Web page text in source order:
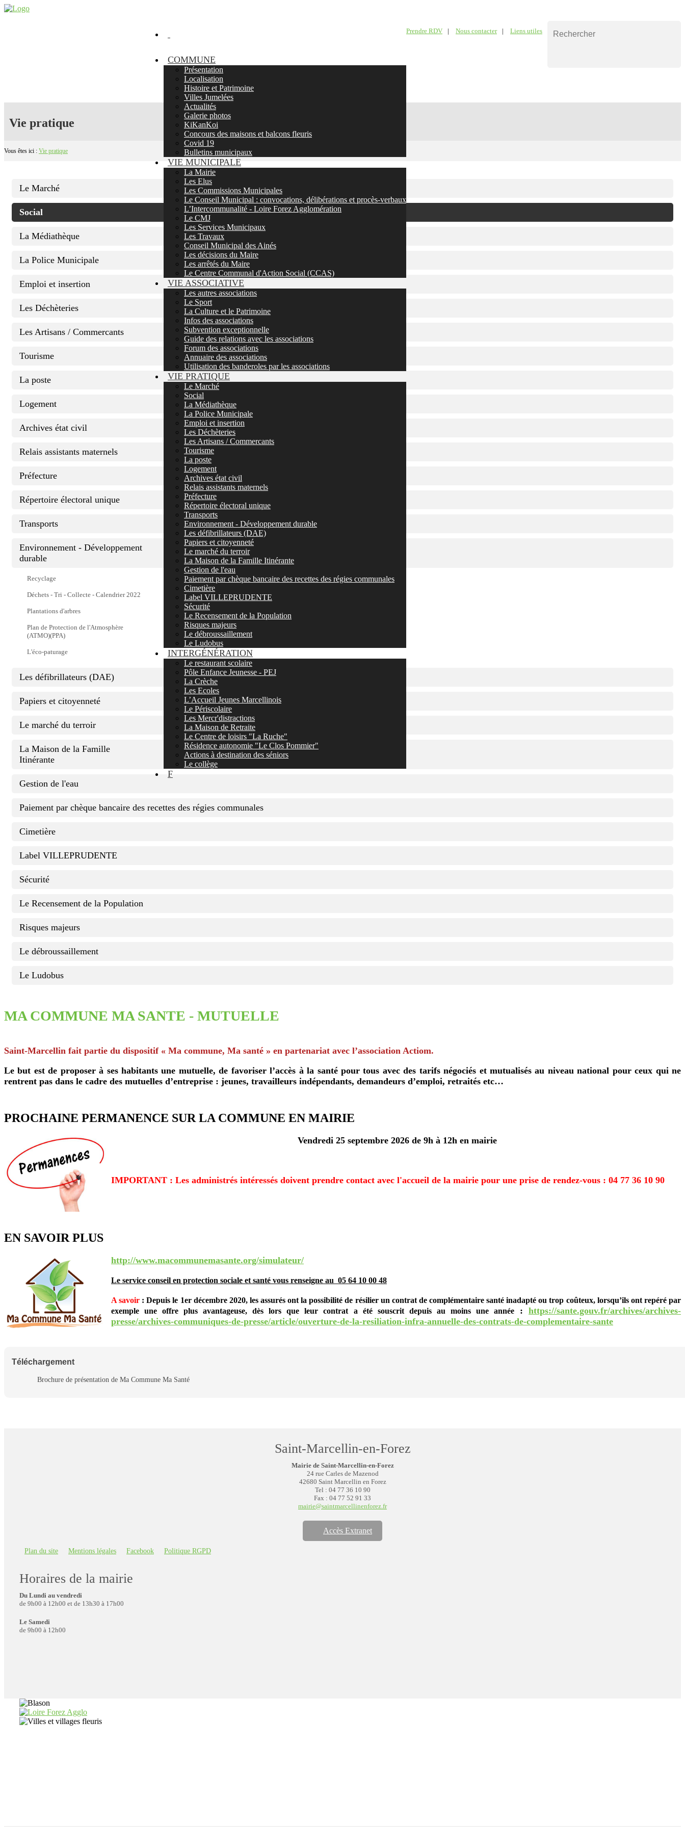
Prendre RDV | Nous contacter | Liens utiles
COMMUNE
Présentation
Localisation
Histoire et Patrimoine
Villes Jumelées
Actualités
Galerie photos
KiKanKoi
Concours des maisons et balcons fleuris
Covid 19
Bulletins municipaux
VIE MUNICIPALE
La Mairie
Les Elus
Les Commissions Municipales
Le Conseil Municipal : convocations, délibérations et procès-verbaux
L’Intercommunalité - Loire Forez Agglomération
Le CMJ
Les Services Municipaux
Les Travaux
Conseil Municipal des Ainés
Les décisions du Maire
Les arrêtés du Maire
Le Centre Communal d'Action Social (CCAS)
VIE ASSOCIATIVE
Les autres associations
Le Sport
La Culture et le Patrimoine
Infos des associations
Subvention exceptionnelle
Guide des relations avec les associations
Forum des associations
Annuaire des associations
Utilisation des banderoles par les associations
VIE PRATIQUE
Le Marché
Social
La Médiathèque
La Police Municipale
Emploi et insertion
Les Déchèteries
Les Artisans / Commercants
Tourisme
La poste
Logement
Archives état civil
Relais assistants maternels
Préfecture
Répertoire électoral unique
Transports
Environnement - Développement durable
Les défibrillateurs (DAE)
Papiers et citoyenneté
Le marché du terroir
La Maison de la Famille Itinérante
Gestion de l'eau
Paiement par chèque bancaire des recettes des régies communales
Cimetière
Label VILLEPRUDENTE
Sécurité
Le Recensement de la Population
Risques majeurs
Le débroussaillement
Le Ludobus
INTERGÉNÉRATION
Le restaurant scolaire
Pôle Enfance Jeunesse - PEJ
La Crèche
Les Ecoles
L’Accueil Jeunes Marcellinois
Le Périscolaire
Les Mercr'distractions
La Maison de Retraite
Le Centre de loisirs "La Ruche"
Résidence autonomie "Le Clos Pommier"
Actions à destination des séniors
Le collège
F
Vie pratique
Vous êtes ici : Vie pratique
Le Marché
Social
La Médiathèque
La Police Municipale
Emploi et insertion
Les Déchèteries
Les Artisans / Commercants
Tourisme
La poste
Logement
Archives état civil
Relais assistants maternels
Préfecture
Répertoire électoral unique
Transports
Environnement - Développement
durable
Recyclage
Déchets - Tri - Collecte - Calendrier 2022
Plantations d'arbres
Plan de Protection de l'Atmosphère
(ATMO)(PPA)
L'éco-paturage
Les défibrillateurs (DAE)
Papiers et citoyenneté
Le marché du terroir
La Maison de la Famille
Itinérante
Gestion de l'eau
Paiement par chèque bancaire des recettes des régies communales
Cimetière
Label VILLEPRUDENTE
Sécurité
Le Recensement de la Population
Risques majeurs
Le débroussaillement
Le Ludobus
MA COMMUNE MA SANTE - MUTUELLE
Saint-Marcellin fait partie du dispositif « Ma commune, Ma santé » en partenariat avec l’association Actiom.
Le but est de proposer à ses habitants une mutuelle, de favoriser l’accès à la santé pour tous avec des tarifs négociés et mutualisés au niveau national pour ceux qui ne
rentrent pas dans le cadre des mutuelles d’entreprise : jeunes, travailleurs indépendants, demandeurs d’emploi, retraités etc…
PROCHAINE PERMANENCE SUR LA COMMUNE EN MAIRIE
Vendredi 25 septembre 2026 de 9h à 12h en mairie
IMPORTANT : Les administrés intéressés doivent prendre contact avec l'accueil de la mairie pour une prise de rendez-vous : 04 77 36 10 90
EN SAVOIR PLUS
http://www.macommunemasante.org/simulateur/
Le service conseil en protection sociale et santé vous renseigne au 05 64 10 00 48
A savoir : Depuis le 1er décembre 2020, les assurés ont la possibilité de résilier un contrat de complémentaire santé inadapté ou trop coûteux, lorsqu’ils ont repéré par
exemple une offre plus avantageuse, dès lors que leur contrat a été souscrit depuis au moins une année:https://sante.gouv.fr/archives/archives-
presse/archives-communiques-de-presse/article/ouverture-de-la-resiliation-infra-annuelle-des-contrats-de-complementaire-sante
Téléchargement
Brochure de présentation de Ma Commune Ma Santé
Saint-Marcellin-en-Forez
Mairie de Saint-Marcellin-en-Forez
24 rue Carles de Mazenod
42680 Saint Marcellin en Forez
Tel : 04 77 36 10 90
Fax : 04 77 52 91 33
mairie@saintmarcellinenforez.fr
Accès Extranet
Plan du site Mentions légales Facebook Politique RGPD
Horaires de la mairie
Du Lundi au vendredi
de 9h00 à 12h00 et de 13h30 à 17h00
Le Samedi
de 9h00 à 12h00